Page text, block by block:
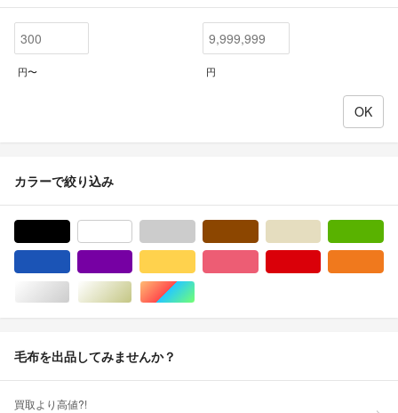
円〜 円
カラーで絞り込み
シルバー/銀色系ゴールド/金色系マルチカラー
毛布を出品してみませんか？
買取より高値?!